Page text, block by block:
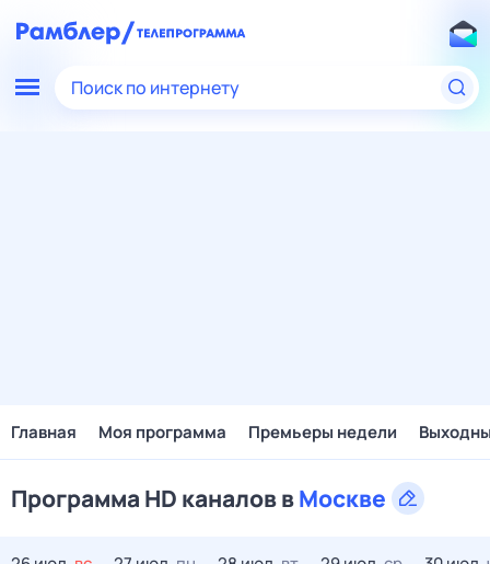
Поиск по интернету
Главная Моя программа Премьеры недели
Программа HD каналов вМоскве